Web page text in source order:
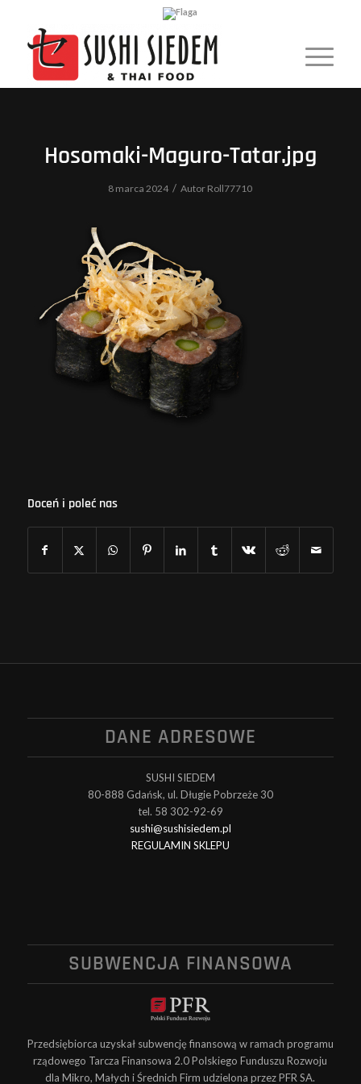
Hosomaki-Maguro-Tatar.jpg
8 marca 2024 / Autor Roll77710
Doceń i poleć nas
DANE ADRESOWE
SUSHI SIEDEM
80-888 Gdańsk, ul. Długie Pobrzeże 30
tel. 58 302-92-69
sushi@sushisiedem.pl
REGULAMIN SKLEPU
SUBWENCJA FINANSOWA
Przedsiębiorca uzyskał subwencję finansową w ramach programu
rządowego Tarcza Finansowa 2.0 Polskiego Funduszu Rozwoju
dla Mikro, Małych i Średnich Firm udzielona przez PFR SA.